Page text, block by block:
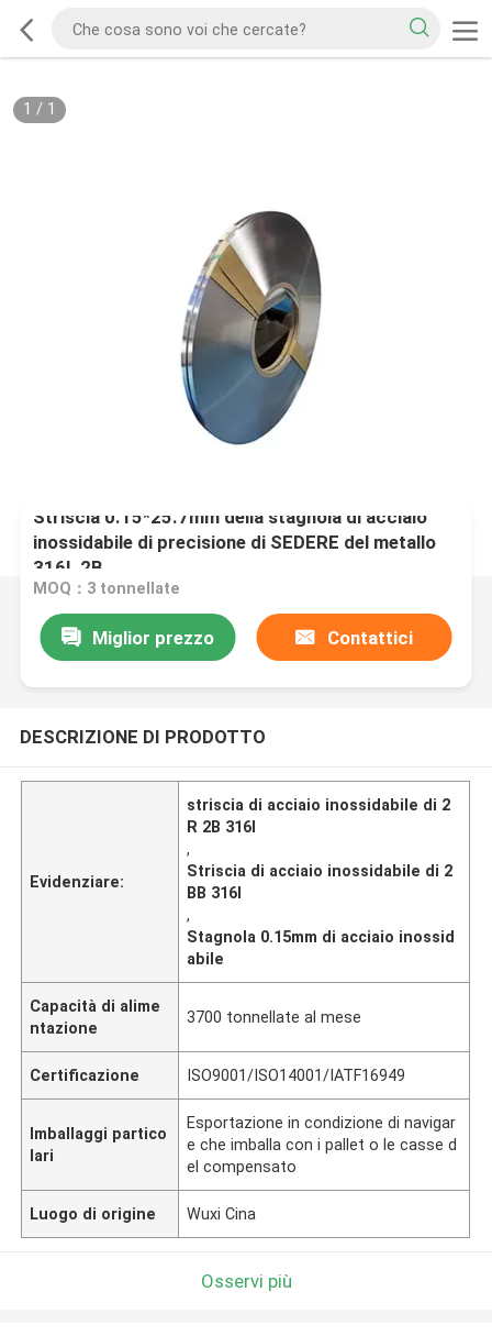
1 / 1
Striscia 0.15*25.7mm della stagnola di acciaio
inossidabile di precisione di SEDERE del metallo
316L 2B
MOQ：3 tonnellate
Miglior prezzo Contattici
DESCRIZIONE DI PRODOTTO
Evidenziare:
striscia di acciaio inossidabile di 2
R 2B 316l
,
Striscia di acciaio inossidabile di 2
BB 316l
,
Stagnola 0.15mm di acciaio inossid
abile
Capacità di alime
ntazione
3700 tonnellate al mese
Certificazione ISO9001/ISO14001/IATF16949
Imballaggi partico
lari
Esportazione in condizione di navigar
e che imballa con i pallet o le casse d
el compensato
Luogo di origine Wuxi Cina
Osservi più